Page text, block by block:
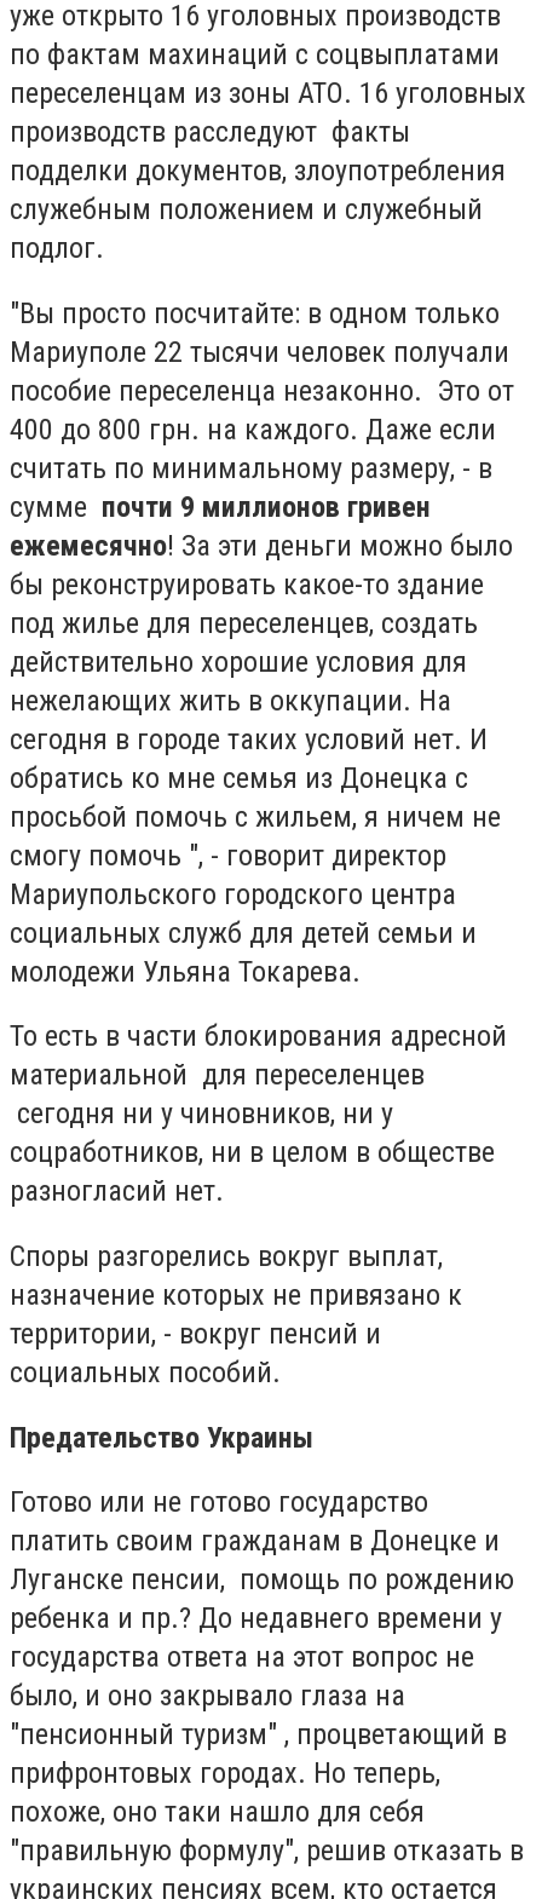
уже открыто 16 уголовных производств
по фактам махинаций с соцвыплатами
переселенцам из зоны АТО. 16 уголовных
производств расследуют факты
подделки документов, злоупотребления
служебным положением и служебный
подлог.
"Вы просто посчитайте: в одном только
Мариуполе 22 тысячи человек получали
пособие переселенца незаконно. Это от
400 до 800 грн. на каждого. Даже если
считать по минимальному размеру, - в
сумме почти 9 миллионов гривен
ежемесячно! За эти деньги можно было
бы реконструировать какое-то здание
под жилье для переселенцев, создать
действительно хорошие условия для
нежелающих жить в оккупации. На
сегодня в городе таких условий нет. И
обратись ко мне семья из Донецка с
просьбой помочь с жильем, я ничем не
смогу помочь ", - говорит директор
Мариупольского городского центра
социальных служб для детей семьи и
молодежи Ульяна Токарева.
То есть в части блокирования адресной
материальной для переселенцев
сегодня ни у чиновников, ни у
соцработников, ни в целом в обществе
разногласий нет.
Споры разгорелись вокруг выплат,
назначение которых не привязано к
территории, - вокруг пенсий и
социальных пособий.
Предательство Украины
Готово или не готово государство
платить своим гражданам в Донецке и
Луганске пенсии, помощь по рождению
ребенка и пр.? До недавнего времени у
государства ответа на этот вопрос не
было, и оно закрывало глаза на
"пенсионный туризм" , процветающий в
прифронтовых городах. Но теперь,
похоже, оно таки нашло для себя
"правильную формулу", решив отказать в
украинских пенсиях всем, кто остается